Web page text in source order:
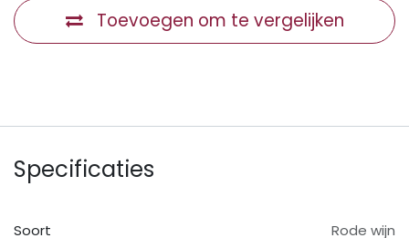
Toevoegen om te vergelijken
Specificaties
Soort Rode wijn